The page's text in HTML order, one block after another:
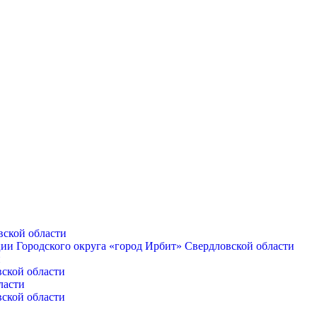
области
Городского округа «город Ирбит» Свердловской области
области
области